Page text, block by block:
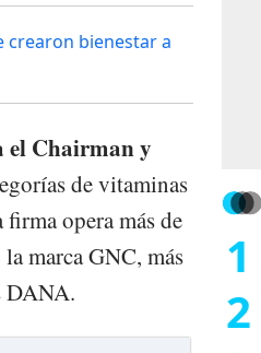
crearon bienestar a
el Chairman y
de vitaminas
firma opera más de
marca GNC, más
DANA.
1
2